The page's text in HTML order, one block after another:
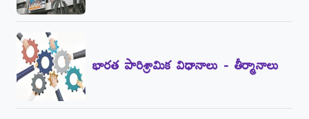
భారత పారిశ్రామిక విధానాలు - తీర్మానాలు